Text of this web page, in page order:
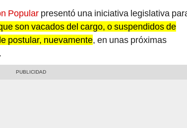
son vacados del cargo, o suspendidos de
postular, nuevamente, en unas próximas